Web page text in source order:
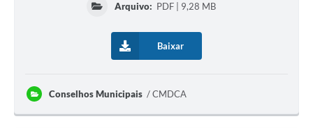
Arquivo: PDF | 9,28 MB
Baixar
Conselhos Municipais CMDCA